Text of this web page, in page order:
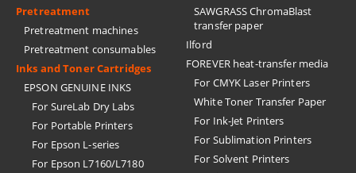
Pretreatment
Pretreatment machines
Pretreatment consumables
Inks and Toner Cartridges
EPSON GENUINE INKS
For SureLab Dry Labs
For Portable Printers
For Epson L-series
For Epson L7160/L7180
SAWGRASS ChromaBlast
transfer paper
Ilford
FOREVER heat-transfer media
For CMYK Laser Printers
White Toner Transfer Paper
For Ink-Jet Printers
For Sublimation Printers
For Solvent Printers